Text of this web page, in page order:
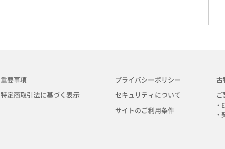
重要事項
特定商取引法に基づく表示
プライバシーポリシー
セキュリティについて
サイトのご利用条件
古
ご
・
・